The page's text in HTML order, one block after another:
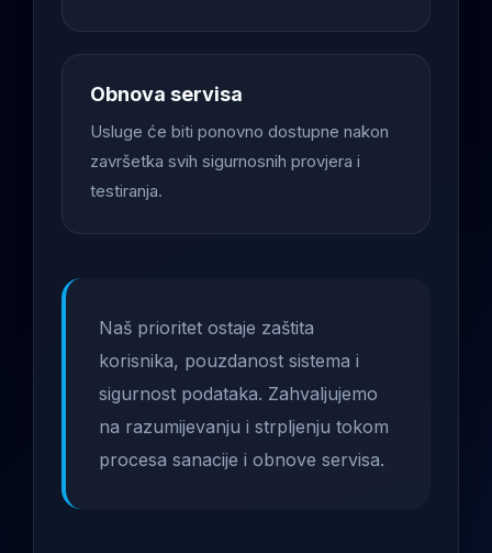
Obnova servisa
Usluge će biti ponovno dostupne nakon
završetka svih sigurnosnih provjera i
testiranja.
Naš prioritet ostaje zaštita
korisnika, pouzdanost sistema i
sigurnost podataka. Zahvaljujemo
na razumijevanju i strpljenju tokom
procesa sanacije i obnove servisa.